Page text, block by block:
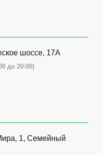
шоссе, 17А
до 20:00)
1, Семейный